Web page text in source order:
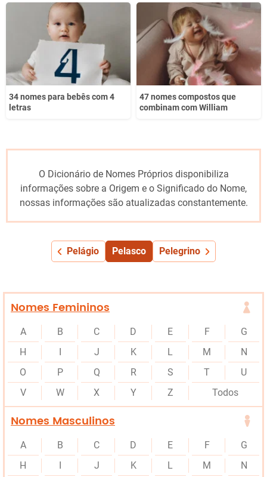
34 nomes para bebês com 4
letras
47 nomes compostos que
combinam com William
O Dicionário de Nomes Próprios disponibiliza
informações sobre a Origem e o Significado do Nome,
nossas informações são atualizadas constantemente.
Pelágio Pelasco Pelegrino
Nomes Femininos
A B C D E F
G
H
J K L M
N
O
P Q R S T
U
V
W X Y Z Todos
Nomes Masculinos
A B C D E F
G
H
J K L M
N